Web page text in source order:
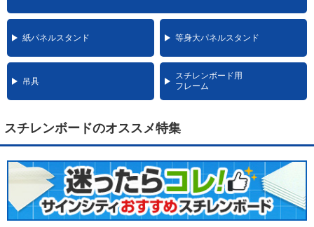
紙パネルスタンド 等身大パネルスタンド
吊具
スチレンボード用
フレーム
スチレンボードのオススメ特集